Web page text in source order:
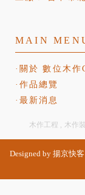
關於 數位木作
作品總覽
最新消息
木作工程 木作
Designed by 揚京快客